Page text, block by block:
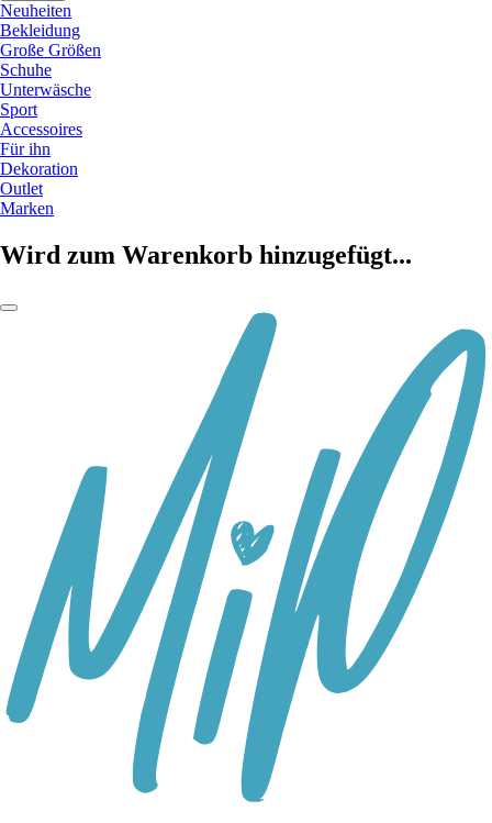
Neuheiten
Bekleidung
Große Größen
Schuhe
Unterwäsche
Sport
Accessoires
Für ihn
Dekoration
Outlet
Marken
Wird zum Warenkorb hinzugefügt...